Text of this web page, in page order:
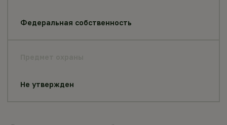
Федеральная собственность
Не утвержден